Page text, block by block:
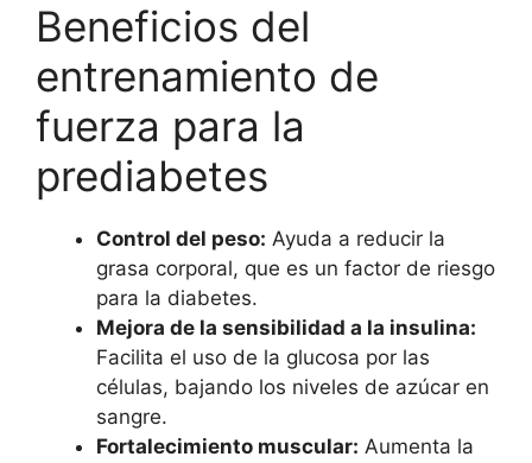
Beneficios del
entrenamiento de
fuerza para la
prediabetes
Control del peso: Ayuda a reducir la
grasa corporal, que es un factor de riesgo
para la diabetes.
Mejora de la sensibilidad a la insulina:
Facilita el uso de la glucosa por las
células, bajando los niveles de azúcar en
sangre.
Fortalecimiento muscular: Aumenta la